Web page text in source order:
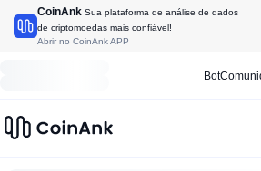
CoinAnk Sua plataforma de análise de dados
de criptomoedas mais confiável!
Abrir no CoinAnk APP
Bot